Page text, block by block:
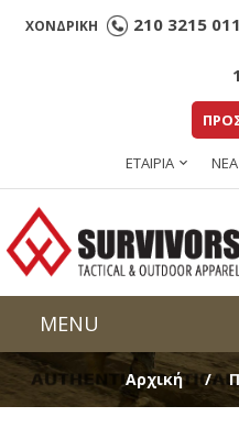
ΧΟΝΔΡΙΚΗ 210 3215 011
ΕΤΑΙΡΙΑ ΝΕΑ
Αρχική